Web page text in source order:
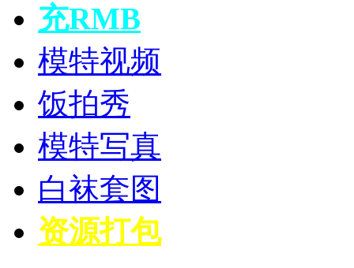
充RMB
模特视频
饭拍秀
模特写真
白袜套图
资源打包